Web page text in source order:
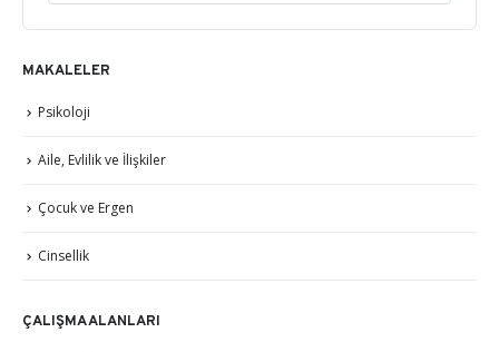
MAKALELER
Psikoloji
Aile, Evlilik ve İlişkiler
Çocuk ve Ergen
Cinsellik
ÇALIŞMA ALANLARI